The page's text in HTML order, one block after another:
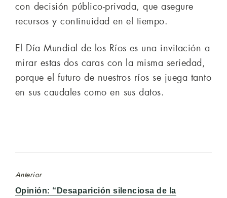
con decisión público-privada, que asegure
recursos y continuidad en el tiempo.
El Día Mundial de los Ríos es una invitación a
mirar estas dos caras con la misma seriedad,
porque el futuro de nuestros ríos se juega tanto
en sus caudales como en sus datos.
Anterior
Entrada
Opinión: “Desaparición silenciosa de la